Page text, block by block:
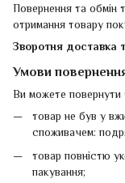
Повернення та обмін
отримання товару
Зворотня доставка
Умови
Ви можете
товар не був у
споживачем:
товар повністю
пакування;